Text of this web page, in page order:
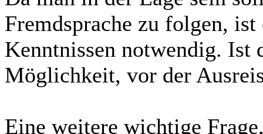
Fremdsprache zu folgen,
Kenntnissen notwendig. Ist
Möglichkeit, vor der
Eine weitere wichtige